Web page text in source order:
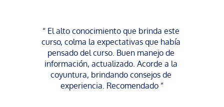
“ El alto conocimiento que brinda este
curso, colma la expectativas que había
pensado del curso. Buen manejo de
información, actualizado. Acorde a la
coyuntura, brindando consejos de
experiencia. Recomendado ”